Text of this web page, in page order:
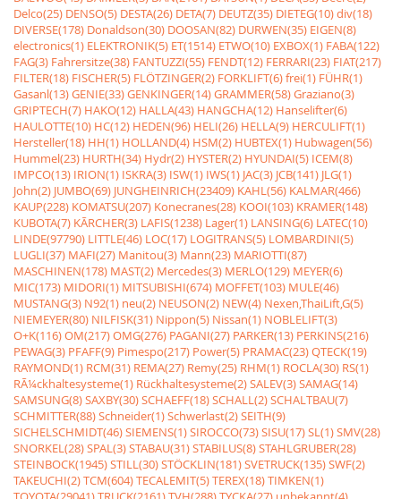
Delco(25) DENSO(5) DESTA(26) DETA(7) DEUTZ(35) DIETEG(10)div(18)
DIVERSE(178) Donaldson(30) DOOSAN(82) DURWEN(35) EIGEN(8)
electronics(1) ELEKTRONIK(5) ET(1514) ETWO(10) EXBOX(1) FABA(122)
FAG(3) Fahrersitze(38) FANTUZZI(55) FENDT(12) FERRARI(23) FIAT(217)
FILTER(18) FISCHER(5) FLÖTZINGER(2) FORKLIFT(6)frei(1) FÜHR(1)
Gasanl(13)GENIE(33)GENKINGER(14)GRAMMER(58)Graziano(3)
GRIPTECH(7) HAKO(12) HALLA(43) HANGCHA(12) Hanselifter(6)
HAULOTTE(10) HC(12) HEDEN(96) HELI(26) HELLA(9) HERCULIFT(1)
Hersteller(18) HH(1) HOLLAND(4) HSM(2) HUBTEX(1) Hubwagen(56)
Hummel(23) HURTH(34) Hydr(2) HYSTER(2) HYUNDAI(5) ICEM(8)
IMPCO(13) IRION(1) ISKRA(3) ISW(1) IWS(1) JAC(3) JCB(141) JLG(1)
John(2) JUMBO(69) JUNGHEINRICH(23409) KAHL(56) KALMAR(466)
KAUP(228) KOMATSU(207) Konecranes(28) KOOI(103) KRAMER(148)
KUBOTA(7) KÃRCHER(3) LAFIS(1238) Lager(1) LANSING(6) LATEC(10)
LINDE(97790) LITTLE(46) LOC(17) LOGITRANS(5) LOMBARDINI(5)
LUGLI(37) MAFI(27) Manitou(3) Mann(23) MARIOTTI(87)
MASCHINEN(178) MAST(2) Mercedes(3) MERLO(129) MEYER(6)
MIC(173) MIDORI(1) MITSUBISHI(674) MOFFET(103) MULE(46)
MUSTANG(3) N92(1) neu(2) NEUSON(2) NEW(4) Nexen,ThaiLift,G(5)
NIEMEYER(80) NILFISK(31) Nippon(5) Nissan(1) NOBLELIFT(3)
O+K(116)OM(217)OMG(276) PAGANI(27) PARKER(13) PERKINS(216)
PEWAG(3) PFAFF(9) Pimespo(217) Power(5) PRAMAC(23)QTECK(19)
RAYMOND(1) RCM(31) REMA(27) Remy(25) RHM(1) ROCLA(30) RS(1)
RÃ¼ckhaltesysteme(1) Rückhaltesysteme(2)SALEV(3)SAMAG(14)
SAMSUNG(8)SAXBY(30)SCHAEFF(18)SCHALL(2)SCHALTBAU(7)
SCHMITTER(88)Schneider(1)Schwerlast(2)SEITH(9)
SICHELSCHMIDT(46)SIEMENS(1)SIROCCO(73)SISU(17)SL(1)SMV(28)
SNORKEL(28)SPAL(3)STABAU(31)STABILUS(8)STAHLGRUBER(28)
STEINBOCK(1945)STILL(30)STÖCKLIN(181)SVETRUCK(135)SWF(2)
TAKEUCHI(2)TCM(604)TECALEMIT(5)TEREX(18)TIMKEN(1)